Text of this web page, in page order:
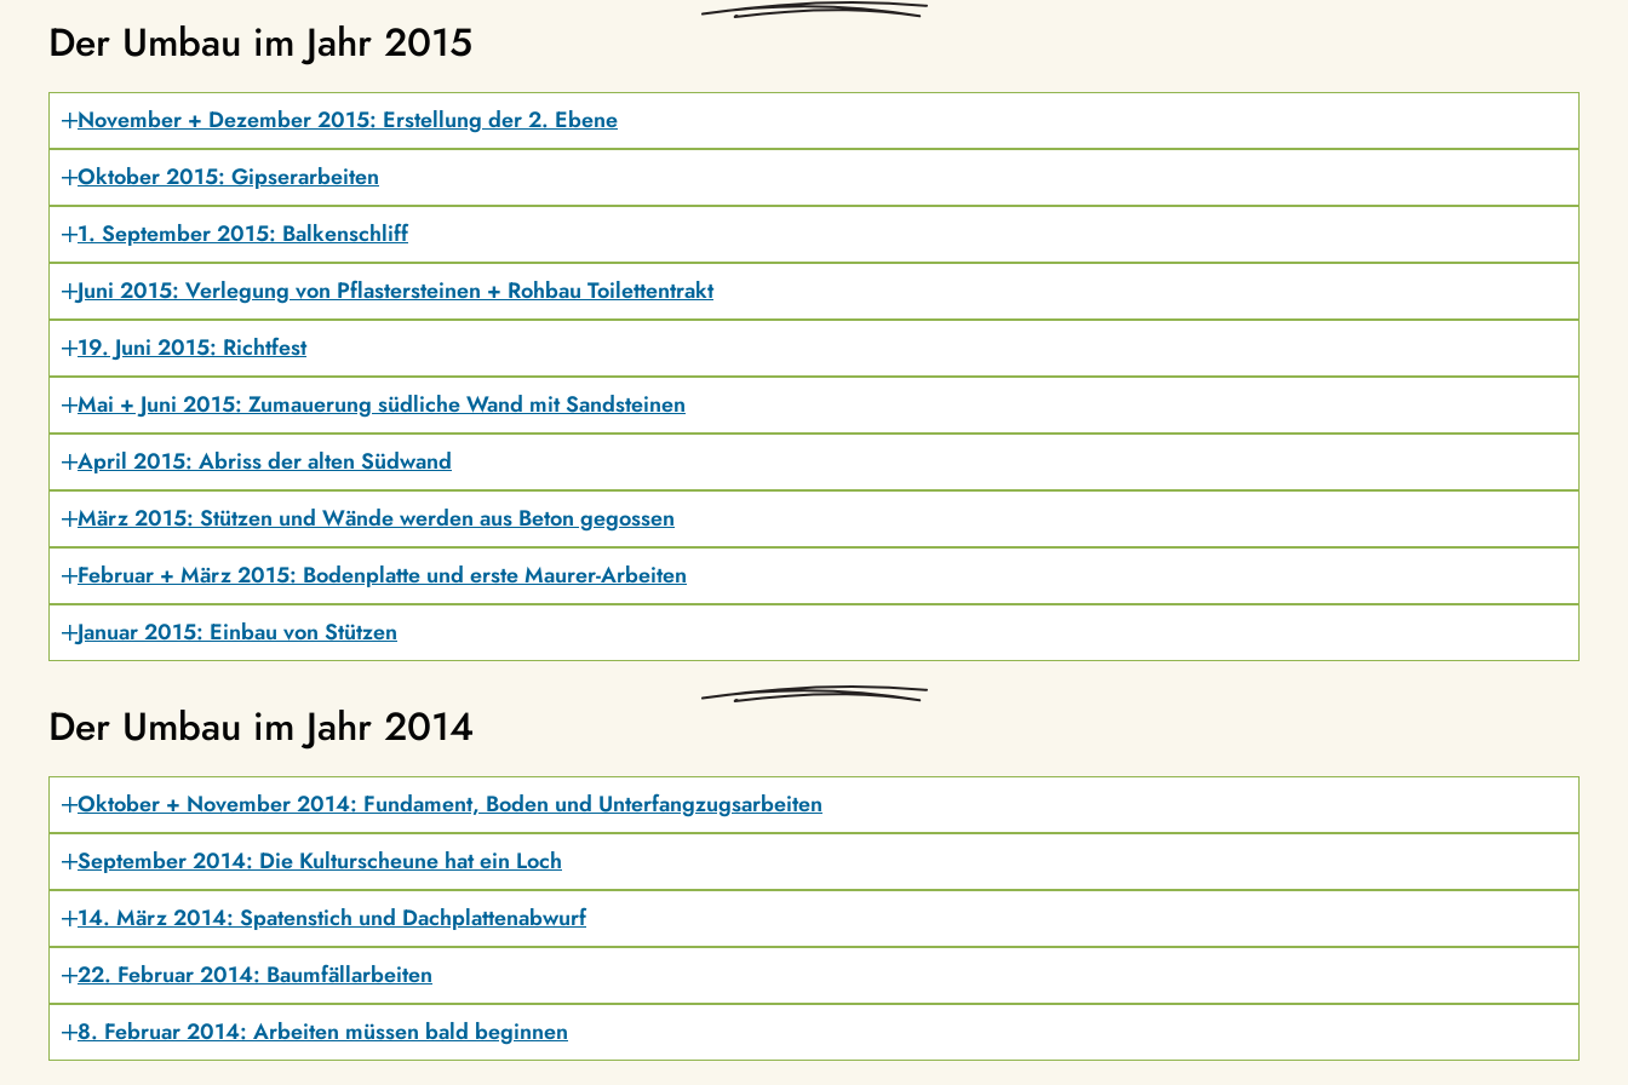
Der Umbau im Jahr 2015
November + Dezember 2015: Erstellung der 2. Ebene
Oktober 2015: Gipserarbeiten
1. September 2015: Balkenschliff
Juni 2015: Verlegung von Pflastersteinen + Rohbau Toilettentrakt
19. Juni 2015: Richtfest
Mai + Juni 2015: Zumauerung südliche Wand mit Sandsteinen
April 2015: Abriss der alten Südwand
März 2015: Stützen und Wände werden aus Beton gegossen
Februar + März 2015: Bodenplatte und erste Maurer-Arbeiten
Januar 2015: Einbau von Stützen
Der Umbau im Jahr 2014
Oktober + November 2014: Fundament, Boden und Unterfangzugsarbeiten
September 2014: Die Kulturscheune hat ein Loch
14. März 2014: Spatenstich und Dachplattenabwurf
22. Februar 2014: Baumfällarbeiten
8. Februar 2014: Arbeiten müssen bald beginnen